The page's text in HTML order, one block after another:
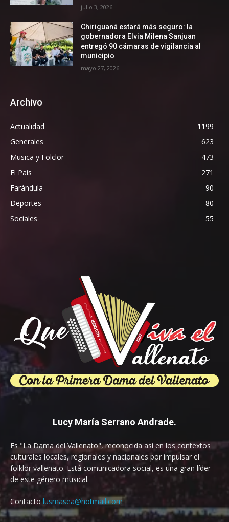
julio 3, 2026
Chiriguaná estará más seguro: la
gobernadora Elvia Milena Sanjuan
entregó 90 cámaras de vigilancia al
municipio
mayo 27, 2026
Archivo
Actualidad
1199
Generales
623
Musica y Folclor
473
El Pais
271
Farándula
90
Deportes
80
Sociales
55
Lucy María Serrano Andrade.
Es "La Dama del Vallenato", reconocida así en los contextos
culturales locales, regionales y nacionales por impulsar el
folklor vallenato. Está comunicadora social, es una gran líder
de este género musical.
Contacto lusmasea@hotmail.com